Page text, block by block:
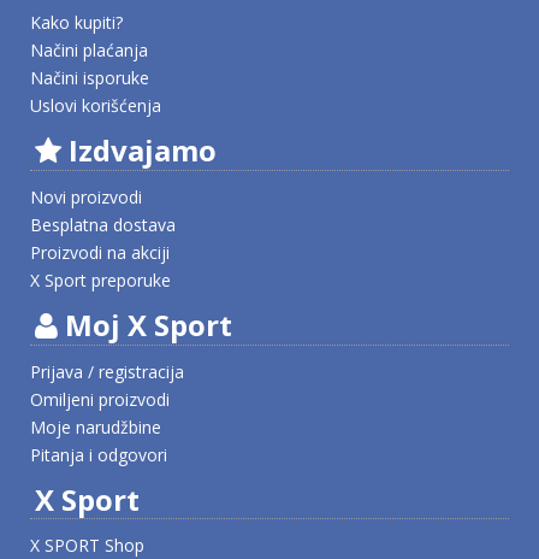
Kako kupiti?
Načini plaćanja
Načini isporuke
Uslovi korišćenja
Izdvajamo
Novi proizvodi
Besplatna dostava
Proizvodi na akciji
X Sport preporuke
Moj X Sport
Prijava / registracija
Omiljeni proizvodi
Moje narudžbine
Pitanja i odgovori
X Sport
X SPORT Shop